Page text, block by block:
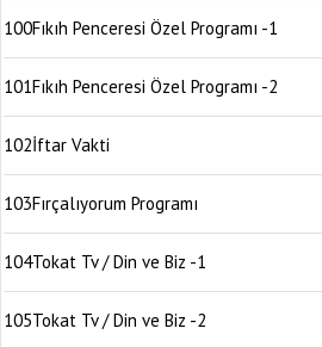
100Fıkıh Penceresi Özel Programı -1
101Fıkıh Penceresi Özel Programı -2
102İftar Vakti
103Fırçalıyorum Programı
104Tokat Tv / Din ve Biz -1
105Tokat Tv / Din ve Biz -2